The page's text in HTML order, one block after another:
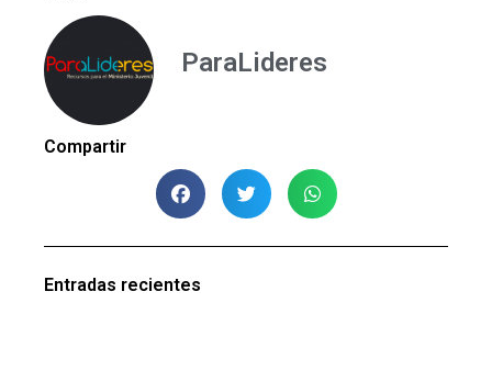
ParaLideres
Compartir
Entradas recientes